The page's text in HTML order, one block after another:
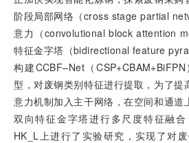
阶段局部网络（cross stage partial
意力（convolutional block attention
特征金字塔（bidirectional feature
构建CCBF–Net（
型，对废钢类别特征进行提取，为了提
意力机制加入主干网络，在空间和通道
双向特征金字塔进行多尺度特征融
HK_L上进行了实验研究，实现了对